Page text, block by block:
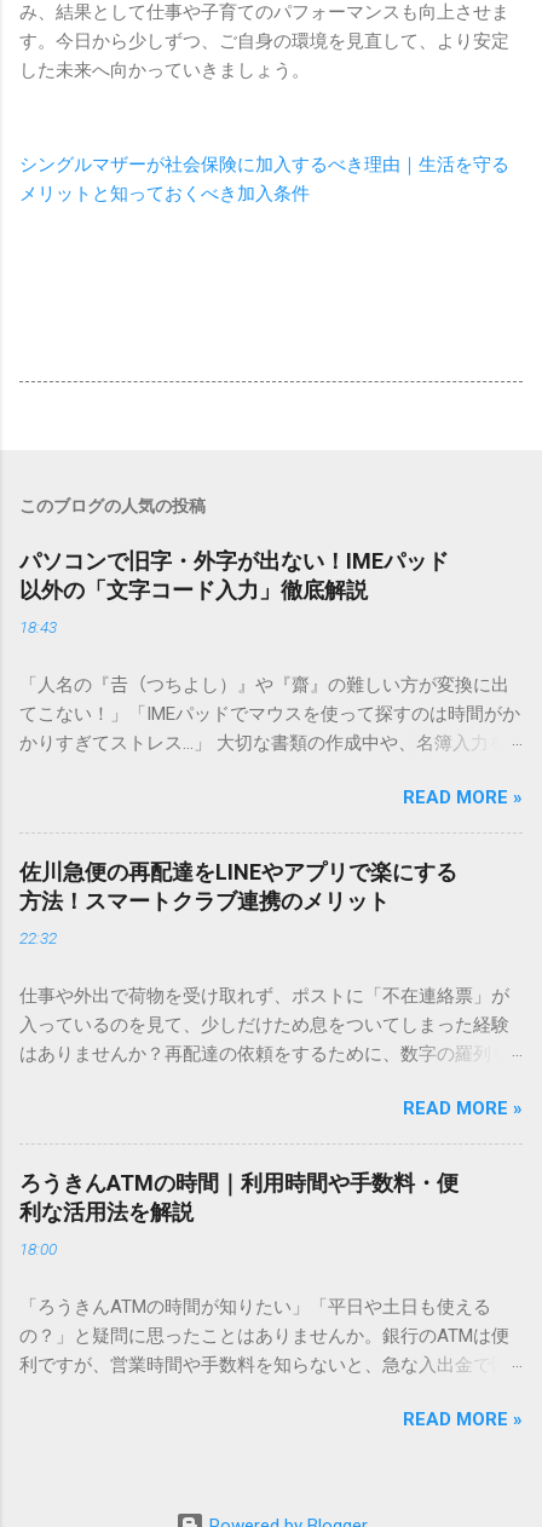
み、結果として仕事や子育てのパフォーマンスも向上させま
す。今日から少しずつ、ご自身の環境を見直して、より安定
した未来へ向かっていきましょう。
シングルマザーが社会保険に加入するべき理由｜生活を守る
メリットと知っておくべき加入条件
このブログの人気の投稿
パソコンで旧字・外字が出ない！IMEパッド
以外の「文字コード入力」徹底解説
18:43
「人名の『𠮷（つちよし）』や『齋』の難しい方が変換に出
てこない！」「IMEパッドでマウスを使って探すのは時間がか
かりすぎてストレス…」 大切な書類の作成中や、名簿入力を
てしまいますよね。多くの人が「IMEパッド（手書き入力）」
を使いますが、実はマウスで一画ずつ書くのは非効率です
し、似た漢字が多すぎて結局見つからないことも少なくあり
ません。 そこで今回は、IMEパッドを使わずに、特定のコー
ドを打ち込むだけで一瞬で旧字や外字、特殊記号を呼び出す
「文字コード入力」のテクニックを詳しく解説します。 この
必要はありません。 1. なぜ「変換」しても旧字・外字が出て
こないのか？ そもそも、なぜ普通の変換で出てこない漢字が
あるのでしょうか。その理由は、パソコンが文字を認識する
は、JIS規格（日本産業規格）によって「第1水準」「第2水
準」といった形で整理されています。しかし、人名や地名に
使われる非常に古い漢字（旧字）や、特定の組織だけで作ら
れた「外字」は、この一般的な変換リストに含まれていない
ン上のすべての文字には、いわば「住所」のような番号が割
り振られています。変換候補に出ない文字でも、この住所
（コード）を直接指定すれば、確実に呼び出すことができる
のです。 2. Windows標準機能！文字コードで漢字を出す「16
進数入力」 最も汎用性が高く、特別なソフトも不要なのが
READ MORE »
佐川急便の再配達をLINEやアプリで楽にする
方法！スマートクラブ連携のメリット
22:32
仕事や外出で荷物を受け取れず、ポストに「不在連絡票」が
入っているのを見て、少しだけため息をついてしまった経験
はありませんか？再配達の依頼をするために、数字の羅列を
ことに申し訳なさを感じたりすることもあるかもしれませ
ん。 「もっとスムーズに、自分のタイミングで受け取りた
い」 「わざわざ電話をかけずに、スマホ一つで完結させた
い」 そんな願いを叶えてくれるのが、佐川急便の会員制サー
ビス「スマートクラブ」と、LINEや公式アプリの連携です。
これらを活用するだけで、再配達のストレスは驚くほど軽く
受け取り術と、連携による具体的なメリットを徹底解説しま
す。 佐川急便の再配達が劇的に変わる「スマートクラブ」と
は？ まず押さえておきたいのが、佐川急便の個人向け無料会
況をリアルタイムで管理するための基盤となるサービスで
が飛躍的に向上しています。登録を済ませておくだけで、荷
READ MORE »
ろうきんATMの時間｜利用時間や手数料・便
利な活用法を解説
18:00
「ろうきんATMの時間が知りたい」「平日や土日も使える
の？」と疑問に思ったことはありませんか。銀行のATMは便
利ですが、営業時間や手数料を知らないと、急な入出金で困
ATM営業時間や利用の注意点、便利な活用法 を詳しく解説し
です。 1-1. 店舗内ATM 平日：9:00〜17:00 土曜・日曜・祝
READ MORE »